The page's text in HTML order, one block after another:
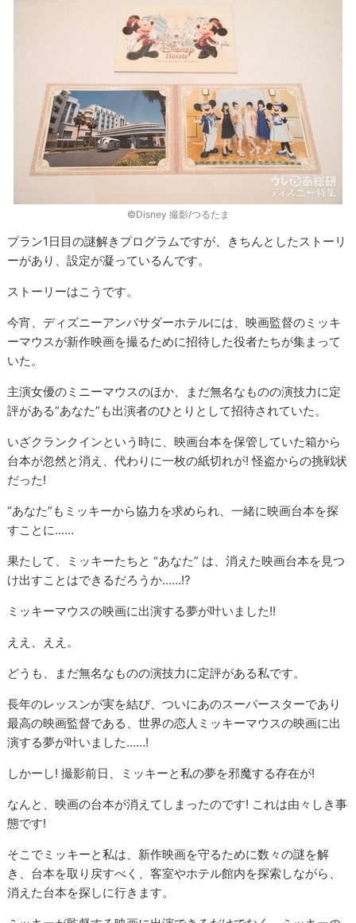
©︎Disney 撮影/つるたま
プラン1日目の謎解きプログラムですが、きちんとしたストーリ
ーがあり、設定が凝っているんです。
ストーリーはこうです。
今宵、ディズニーアンバサダーホテルには、映画監督のミッキ
ーマウスが新作映画を撮るために招待した役者たちが集まって
いた。
主演女優のミニーマウスのほか、まだ無名なものの演技力に定
評がある“あなた”も出演者のひとりとして招待されていた。
いざクランクインという時に、映画台本を保管していた箱から
台本が忽然と消え、代わりに一枚の紙切れが! 怪盗からの挑戦状
だった!
“あなた”もミッキーから協力を求められ、一緒に映画台本を探
すことに...…
果たして、ミッキーたちと “あなた” は、消えた映画台本を見つ
け出すことはできるだろうか...…!?
ミッキーマウスの映画に出演する夢が叶いました!!
ええ、ええ。
どうも、まだ無名なものの演技力に定評がある私です。
長年のレッスンが実を結び、ついにあのスーパースターであり
最高の映画監督である、世界の恋人ミッキーマウスの映画に出
演する夢が叶いました……!
しかーし! 撮影前日、ミッキーと私の夢を邪魔する存在が!
なんと、映画の台本が消えてしまったのです! これは由々しき事
態です!
そこでミッキーと私は、新作映画を守るために数々の謎を解
き、台本を取り戻すべく、客室やホテル館内を探索しながら、
消えた台本を探しに行きます。